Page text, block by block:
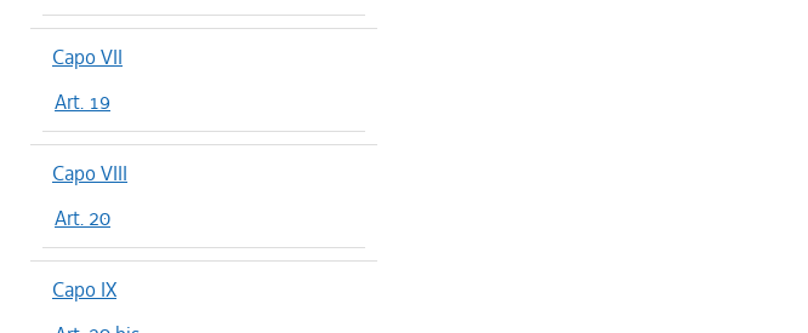
Capo VII
Art. 19
Capo VIII
Art. 20
Capo IX